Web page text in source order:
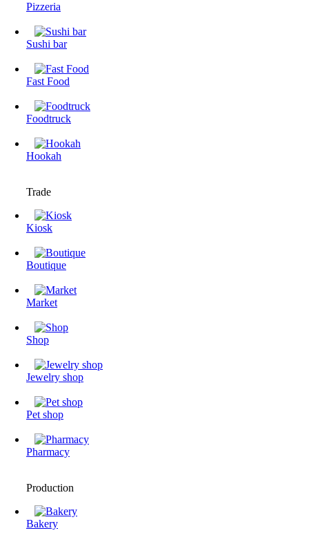
Pizzeria
Sushi bar
Fast Food
Foodtruck
Hookah
Trade
Kiosk
Boutique
Market
Shop
Jewelry shop
Pet shop
Pharmacy
Production
Bakery